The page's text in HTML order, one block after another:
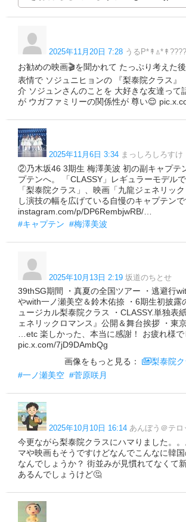
2025年11月20日 7:28 うる
お勧めの映画🎬を聞かれて たっぷり考えた
表情で ソジュニヒョンの 『梨泰院クラス』
介 ソジュンさんのことを 大好きな友達って
が ウガファミリーの関係性が 尊い😌
2025年11月6日 3:34 まっしろしろすけ
②乃木坂46 3期生 梅澤美波 初の副キャプテ
プテンへ。 「CLASSY」レギュラーモデル
「梨泰院クラス」、映画「九龍ジェネリッ
し演技の幅を広げている自慢のキャプテンで
instagram.com/p/DP6RembjwRB/…
#キャプテン #梅澤美波
2025年10月13日 2:19 坂道のちとせ
39thSG期間 ・真夏の全国ツアー ・逃避行
やwith一ノ瀬美空＆鈴木佑捺 ・6期生初披露
ュージカル梨泰院クラス ・CLASSY.単独表
ェネリックロマンス』公開＆舞台挨拶 ・東
…etc 楽しかった、本当に感謝！ お疲れ様で
pic.x.com/7jD9DAmbQg
画像をもっと見る：
梨泰院ク
#一ノ瀬美空 #菅原咲月
2025年10月10日 16:14 あんぼう＠テロ
今更ながら梨泰院クラスにハマりました。
マや映画もそうですけどなんでこんなに韓
なんでしょうか？ 街並みが見慣れてなくて
あるんでしょうけど🤔